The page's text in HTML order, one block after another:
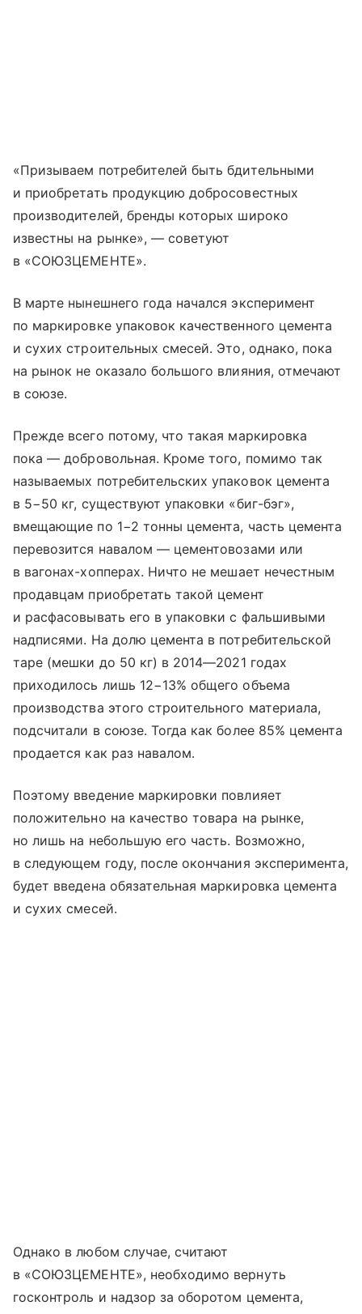
«Призываем потребителей быть бдительными
и приобретать продукцию добросовестных
производителей, бренды которых широко
известны на рынке», — советуют
в «СОЮЗЦЕМЕНТЕ».
В марте нынешнего года начался эксперимент
по маркировке упаковок качественного цемента
и сухих строительных смесей. Это, однако, пока
на рынок не оказало большого влияния, отмечают
в союзе.
Прежде всего потому, что такая маркировка
пока — добровольная. Кроме того, помимо так
называемых потребительских упаковок цемента
в 5−50 кг, существуют упаковки «биг-бэг»,
вмещающие по 1−2 тонны цемента, часть цемента
перевозится навалом — цементовозами или
в вагонах-хопперах. Ничто не мешает нечестным
продавцам приобретать такой цемент
и расфасовывать его в упаковки с фальшивыми
надписями. На долю цемента в потребительской
таре (мешки до 50 кг) в 2014—2021 годах
приходилось лишь 12−13% общего объема
производства этого строительного материала,
подсчитали в союзе. Тогда как более 85% цемента
продается как раз навалом.
Поэтому введение маркировки повлияет
положительно на качество товара на рынке,
но лишь на небольшую его часть. Возможно,
в следующем году, после окончания эксперимента,
будет введена обязательная маркировка цемента
и сухих смесей.
Однако в любом случае, считают
в «СОЮЗЦЕМЕНТЕ», необходимо вернуть
госконтроль и надзор за оборотом цемента,